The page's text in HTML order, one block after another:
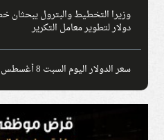
دولار لتطوير معامل التكرير
سعر الدولار اليوم السبت 8 أغسطس 2026.. الأخضر بكام؟